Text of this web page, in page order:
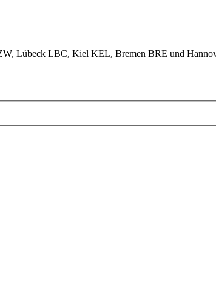
Lübeck LBC, Kiel KEL, Bremen BRE und